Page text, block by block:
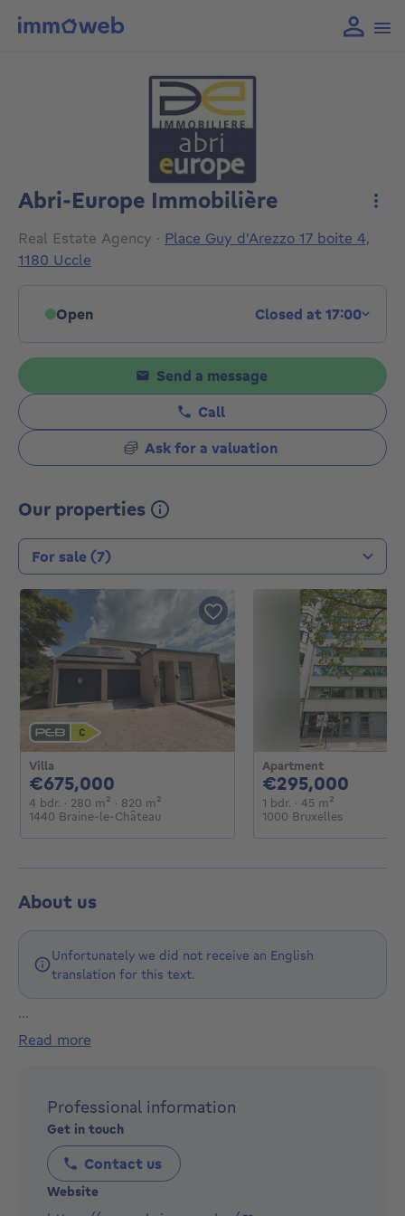
Abri-Europe Immobilière
Real Estate Agency · Place Guy d'Arezzo 17 boite 4,
1180 Uccle
Open Closed at 17:00
Click to display opening hours
Send a message
Call
Ask for a valuation
Our properties
Transaction type
Villa
€675,000
4 bdr. 4 bedrooms
· 280 m² square meters
· 820 m²
1440 Braine-le-Château
Apartment
€295,000
1 bdr. 1 bedroom
· 45 m²
1000 Bruxelles
About us
Unfortunately we did not receive an English
translation for this text.
DES PROFESSIONNELS DE L'IMMOBILIER A VOTRE
SERVICE DEPUIS 1988!
SPECIALISTES DE L'IMMOBILIER DEPUIS 1988,
NOUS TRAVAILLONS SUR TOUT BRUXELLES, MAIS
AUSSI EN BRABANT WALLON ET BRABANT
FLAMAND.
...
read more
Professional information
Get in touch
Contact us
Website